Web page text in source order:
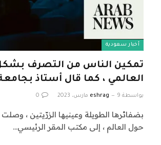
أخبار سعودية
تمكين الناس من التصرف
العالمي ، كما قال أستاذ
بواسطة eshrag 9 مارس، 2023 0
بضفائرها الطويلة وعينيها الزرّيتين ،
حول العالم ، إلى مكتب المقر الرئيسي…